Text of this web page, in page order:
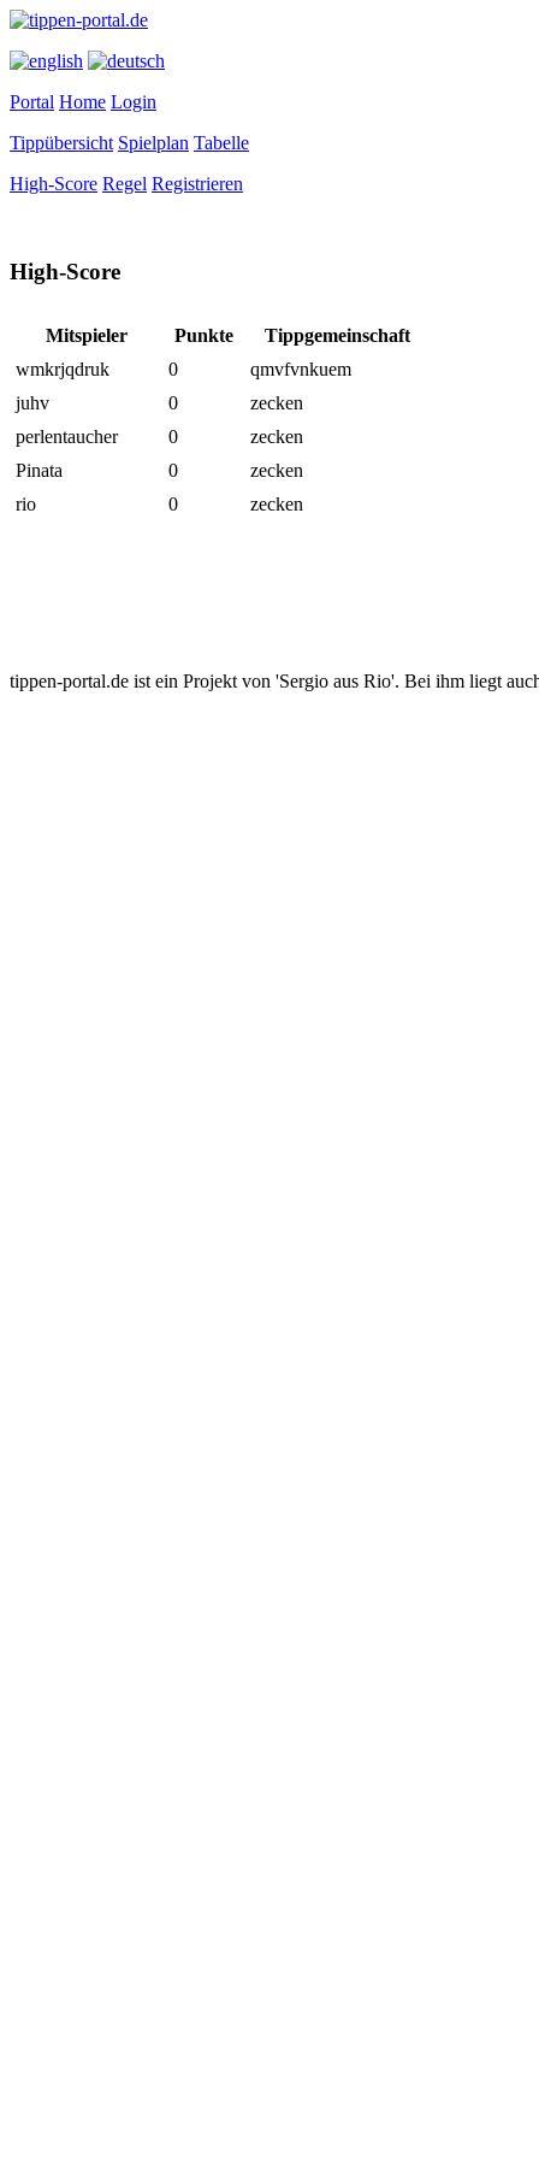
Portal Home Login
Tippübersicht Spielplan Tabelle
High-Score Regel Registrieren
High-Score
Mitspieler Punkte
Tippgemeinschaft
wmkrjqdruk
0
qmvfvnkuem
juhv
0
zecken
perlentaucher
0
zecken
Pinata
0
zecken
rio
0 zecken
tippen-portal.de ist ein Projekt von 'Sergio aus Rio'. Bei ihm liegt